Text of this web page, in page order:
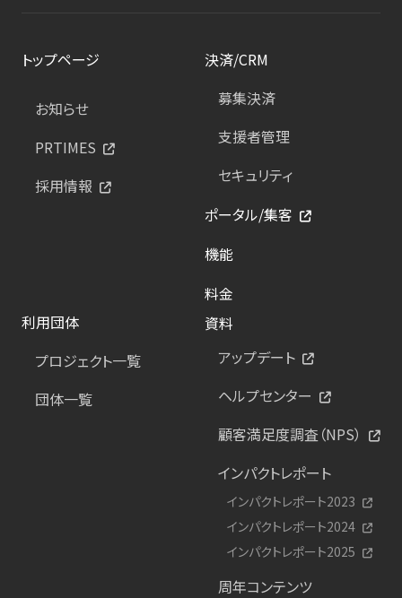
トップページ
お知らせ
PRTIMES
採用情報
決済/CRM
募集決済
支援者管理
セキュリティ
ポータル/集客
機能
料金
利用団体
プロジェクト一覧
団体一覧
資料
アップデート
ヘルプセンター
顧客満足度調査（NPS）
インパクトレポート
インパクトレポート2023
インパクトレポート2024
インパクトレポート2025
周年コンテンツ